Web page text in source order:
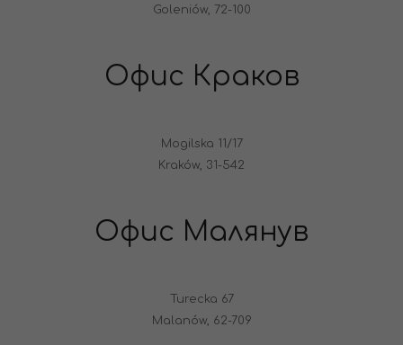
Goleniów, 72-100
Офис Краков
Mogilska 11/17
Kraków, 31-542
Офис Малянув
Turecka 67
Malanów, 62-709